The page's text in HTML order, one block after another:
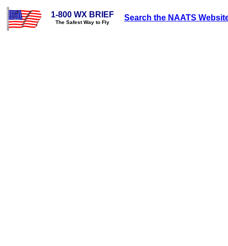
1-800 WX BRIEF
The Safest Way to Fly
Search the NAATS